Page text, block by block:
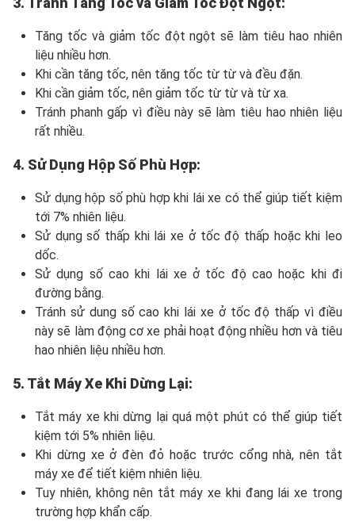
Tăng tốc và giảm tốc đột ngột sẽ làm tiêu hao nhiên
liệu nhiều hơn.
Khi cần tăng tốc, nên tăng tốc từ từ và đều đặn.
Khi cần giảm tốc, nên giảm tốc từ từ và từ xa.
Tránh phanh gấp vì điều này sẽ làm tiêu hao nhiên liệu
rất nhiều.
4. Sử Dụng Hộp Số Phù Hợp:
Sử dụng hộp số phù hợp khi lái xe có thể giúp tiết kiệm
tới 7% nhiên liệu.
Sử dụng số thấp khi lái xe ở tốc độ thấp hoặc khi leo
dốc.
Sử dụng số cao khi lái xe ở tốc độ cao hoặc khi đi
đường bằng.
Tránh sử dung số cao khi lái xe ở tốc độ thấp vì điều
này sẽ làm động cơ xe phải hoạt động nhiều hơn và tiêu
hao nhiên liệu nhiều hơn.
5. Tắt Máy Xe Khi Dừng Lại:
Tắt máy xe khi dừng lại quá một phút có thể giúp tiết
kiệm tới 5% nhiên liệu.
Khi dừng xe ở đèn đỏ hoặc trước cổng nhà, nên tắt
máy xe để tiết kiệm nhiên liệu.
Tuy nhiên, không nên tắt máy xe khi đang lái xe trong
trường hợp khẩn cấp.